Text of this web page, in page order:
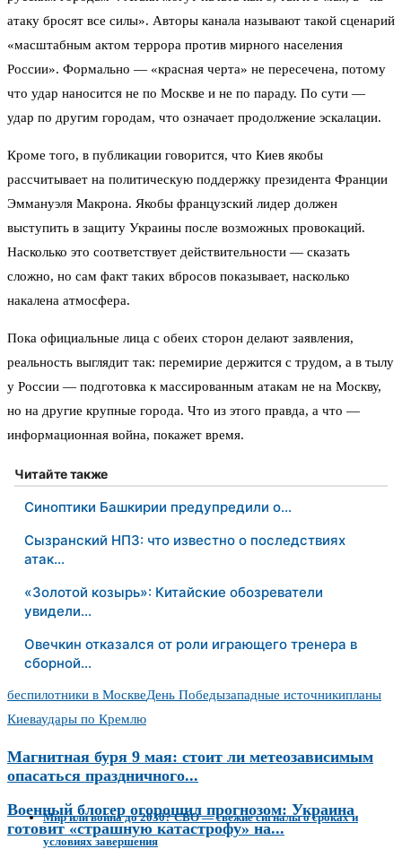
атаку бросят все силы». Авторы канала называют такой сценарий
«масштабным актом террора против мирного населения
России». Формально — «красная черта» не пересечена, потому
что удар наносится не по Москве и не по параду. По сути —
удар по другим городам, что означает продолжение эскалации.
Кроме того, в публикации говорится, что Киев якобы
рассчитывает на политическую поддержку президента Франции
Эммануэля Макрона. Якобы французский лидер должен
выступить в защиту Украины после возможных провокаций.
Насколько это соответствует действительности — сказать
сложно, но сам факт таких вбросов показывает, насколько
накалена атмосфера.
Пока официальные лица с обеих сторон делают заявления,
реальность выглядит так: перемирие держится с трудом, а в тылу
у России — подготовка к массированным атакам не на Москву,
но на другие крупные города. Что из этого правда, а что —
информационная война, покажет время.
Читайте также
Синоптики Башкирии предупредили о…
Сызранский НПЗ: что известно о последствиях
атак…
«Золотой козырь»: Китайские обозреватели
увидели…
Овечкин отказался от роли играющего тренера в
сборной…
беспилотники в МосквеДень Победызападные источникипланы
Киеваудары по Кремлю
Магнитная буря 9 мая: стоит ли метеозависимым
опасаться праздничного...
Военный блогер огорошил прогнозом: Украина
готовит «страшную катастрофу» на...
Мир или война до 2030? СВО — свежие сигналы о сроках и
условиях завершения